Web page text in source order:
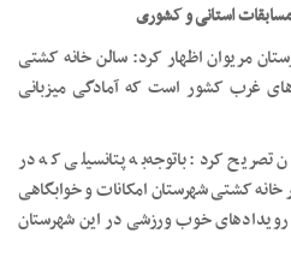
استانی و کشوری
مریوان اظهار کرد: سالن خانه کشتی
غرب کشور است که آمادگی میزبانی
کرد: باتوجه‌به پتانسیلی که در
کشتی شهرستان امکانات و خوابگاهی
رویدادهای خوب ورزشی در این شهرستان